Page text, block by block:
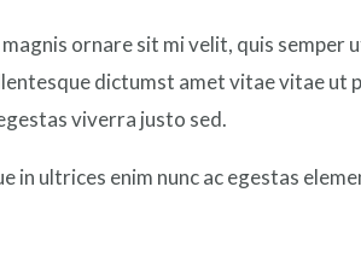
ornare sit mi velit, quis
dictumst amet vitae vitae ut
viverra justo sed.
in ultrices enim nunc ac egestas